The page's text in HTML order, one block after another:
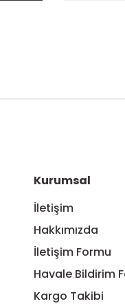
Kurumsal
İletişim
Hakkımızda
İletişim Formu
Havale Bildirim
Kargo Takibi